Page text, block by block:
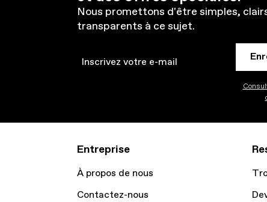
Nous promettons d'être simples,
transparents à ce sujet.
Email
Entreprise
À propos de nous
Contactez-nous